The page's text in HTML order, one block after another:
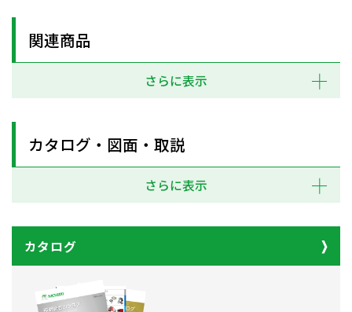
関連商品
さらに表示
カタログ・図面・取説
さらに表示
カタログ